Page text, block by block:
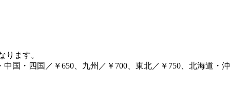
ります。
国・四国／￥650、九州／￥700、東北／￥750、北海道・